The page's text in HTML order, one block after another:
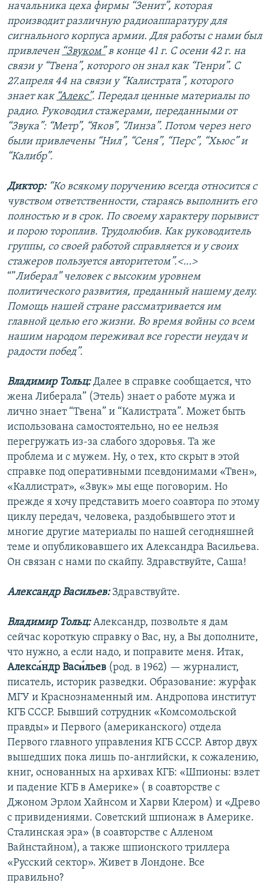
начальника цеха фирмы “Зенит”, которая
производит различную радиоаппаратуру для
сигнального корпуса армии. Для работы с нами был
привлечен “Звуком”в конце 41 г. С осени 42 г. на
связи у “Твена”, которого он знал как “Генри”. С
27.апреля 44 на связи у “Калистрата”, которого
знает как “Алекс”. Передал ценные материалы по
радио. Руководил стажерами, переданными от
“Звука”: “Метр”, “Яков”, “Линза”. Потом через него
были привлечены “Нил”, “Сеня”, “Перс”, “Хьюс” и
“Калибр”.
Диктор: “Ко всякому поручению всегда относится с
чувством ответственности, стараясь выполнить его
полностью и в срок. По своему характеру порывист
и порою тороплив. Трудолюбив. Как руководитель
группы, со своей работой справляется и у своих
стажеров пользуется авторитетом”.<…>
“”Либерал” человек с высоким уровнем
политического развития, преданный нашему делу.
Помощь нашей стране рассматривается им
главной целью его жизни. Во время войны со всем
нашим народом переживал все горести неудач и
радости побед”.
Владимир Тольц:Далее в справке сообщается, что
жена Либерала” (Этель) знает о работе мужа и
лично знает “Твена” и “Калистрата”. Может быть
использована самостоятельно, но ее нельзя
перегружать из-за слабого здоровья. Та же
проблема и с мужем. Ну, о тех, кто скрыт в этой
справке под оперативными псевдонимами «Твен»,
«Каллистрат», «Звук» мы еще поговорим. Но
прежде я хочу представить моего соавтора по этому
циклу передач, человека, раздобывшего этот и
многие другие материалы по нашей сегодняшней
теме и опубликовавшего их Александра Васильева.
Он связан с нами по скайпу. Здравствуйте, Саша!
Александр Васильев: Здравствуйте.
Владимир Тольц:Александр, позвольте я дам
сейчас короткую справку о Вас, ну, а Вы дополните,
что нужно, а если надо, и поправите меня. Итак,
Алекса́ндр Васи́льев (род. в 1962) — журналист,
писатель, историк разведки. Образование: журфак
МГУ и Краснознаменный им. Андропова институт
КГБ СССР. Бывший сотрудник «Комсомольской
правды» и Первого (американского) отдела
Первого главного управления КГБ СССР. Автор двух
вышедших пока лишь по-английски, к сожалению,
книг, основанных на архивах КГБ: «Шпионы: взлет
и падение КГБ в Америке» ( в соавторстве с
Джоном Эрлом Хайнсом и Харви Клером) и «Древо
с привидениями. Советский шпионаж в Америке.
Сталинская эра» (в соавторстве с Алленом
Вайнстайном), а также шпионского триллера
«Русский сектор». Живет в Лондоне. Все
правильно?